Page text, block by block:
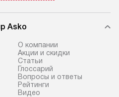
Asko
О компании
Акции и скидки
Статьи
Глоссарий
Вопросы и ответы
Рейтинги
Видео